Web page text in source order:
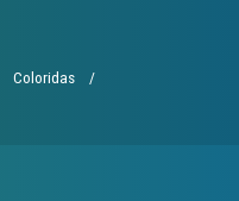
Coloridas /